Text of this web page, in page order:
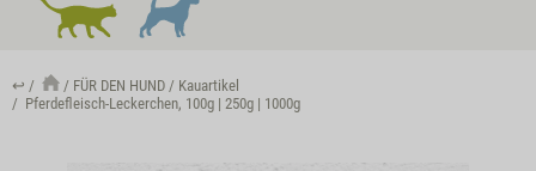
↩ FÜR DEN HUND
Kauartikel
Pferdefleisch-Leckerchen, 100g | 250g | 1000g